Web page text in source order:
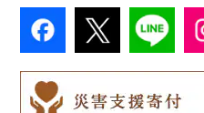
その他のゴルフプレー
券（0）
カタログギフト（0）
その他体験・チケット
弁当箱（0）
その他食器（8）
土鍋（0）
その他キッチン用品
（3）
その他日用品（8）
ご当地キャラクター
（0）
ベビー用品（0）
ペット用品（16）
ショール・ストール
（10）
ネクタイ・ベルト
村上木彫堆朱（0）
その他陶器・漆器（1
6）
美濃和紙（0）
民芸品（0）